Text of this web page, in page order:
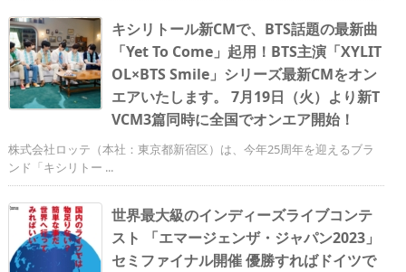
キシリトール新CMで、BTS話題の最新曲
「Yet To Come」起用！BTS主演「XYLIT
OL×BTS Smile」シリーズ最新CMをオン
エアいたします。 7月19日（火）より新T
VCM3篇同時に全国でオンエア開始！
株式会社ロッテ（本社：東京都新宿区）は、今年25周年を迎えるブラ
ンド「キシリトー ...
世界最大級のインディーズライブコンテ
スト 「エマージェンザ・ジャパン2023」
セミファイナル開催 優勝すればドイツで